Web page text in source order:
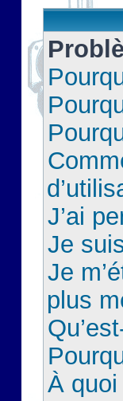
J’ai
Je
Je
plus
À